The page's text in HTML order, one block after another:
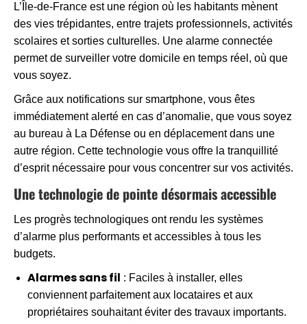
L’Île-de-France est une région où les habitants mènent
des vies trépidantes, entre trajets professionnels, activités
scolaires et sorties culturelles. Une alarme connectée
permet de surveiller votre domicile en temps réel, où que
vous soyez.
Grâce aux notifications sur smartphone, vous êtes
immédiatement alerté en cas d’anomalie, que vous soyez
au bureau à La Défense ou en déplacement dans une
autre région. Cette technologie vous offre la tranquillité
d’esprit nécessaire pour vous concentrer sur vos activités.
Une technologie de pointe désormais accessible
Les progrès technologiques ont rendu les systèmes
d’alarme plus performants et accessibles à tous les
budgets.
Alarmes sans fil : Faciles à installer, elles
conviennent parfaitement aux locataires et aux
propriétaires souhaitant éviter des travaux importants.